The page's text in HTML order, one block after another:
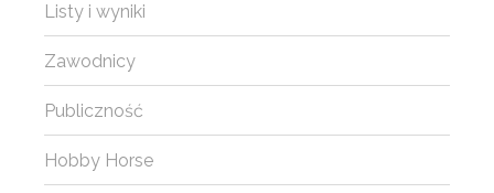
Listy i wyniki
Zawodnicy
Publiczność
Hobby Horse